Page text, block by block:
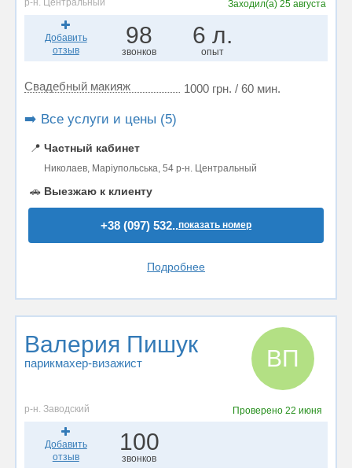
р-н. Центральный Заходил(а)25 августа
Добавить
отзыв
98
звонков
6 л.
опыт
Свадебный макияж 1000 грн. / 60 мин.
➡️ Все услуги и цены (5)
📍 Частный кабинет
Николаев, Маріупольська, 54 р-н. Центральный
🚗 Выезжаю к клиенту
+38 (097) 532..показать номер
Подробнее
Валерия Пишук
парикмахер-визажист ВП
р-н. Заводский Проверено 22 июня
Добавить
отзыв
100
звонков